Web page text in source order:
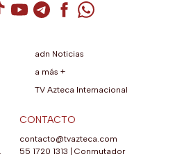
de X / Twitter (se abre en una
de Instagram (se abre en una
Cuenta de TikTok (se abre en
Cuenta de YouTube (se abre
Cuenta de Telegram (se
Cuenta de
Cuenta de
adn Noticias
a más +
TV Azteca Internacional
CONTACTO
contacto@tvazteca.com
55 1720 1313
Conmutador